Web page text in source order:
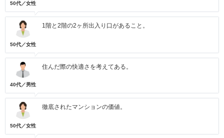
50代／女性
50代／女性
1階と2階の2ヶ所出入り口があること。
40代／男性
住んだ際の快適さを考えてある。
50代／女性
徹底されたマンションの価値。